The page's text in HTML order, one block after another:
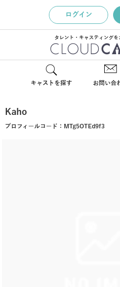
ログイン
タレント・キャスティングを
キャストを探す お問い合
Kaho
プロフィールコード： MTg5OTEd9f3